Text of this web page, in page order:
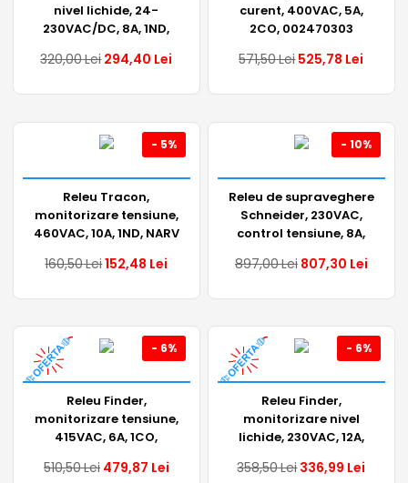
nivel lichide, 24-
230VAC/DC, 8A, 1ND,
320,00Lei294,40 Lei
curent, 400VAC, 5A,
2CO, 002470303
571,50Lei525,78 Lei
- 5%
Releu Tracon,
monitorizare tensiune,
460VAC, 10A, 1ND, NARV
160,50Lei152,48 Lei
- 10%
Releu de supraveghere
Schneider, 230VAC,
control tensiune, 8A,
897,00Lei 807,30 Lei
- 6%
Releu Finder,
monitorizare tensiune,
415VAC, 6A, 1CO,
510,50Lei 479,87 Lei
- 6%
Releu Finder,
monitorizare nivel
lichide, 230VAC, 12A,
358,50Lei336,99 Lei